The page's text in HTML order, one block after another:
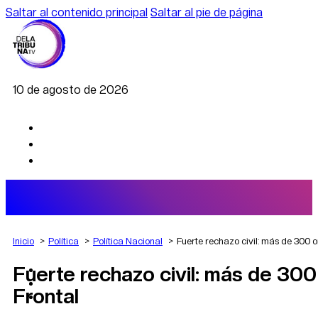
Saltar al contenido principal Saltar al pie de página
10 de agosto de 2026
AGRO
DEPORTES
ECONOMÍA
Inicio Política Política Nacional Fuerte rechazo civil: más de 300
Fuerte rechazo civil: más de
Frontal